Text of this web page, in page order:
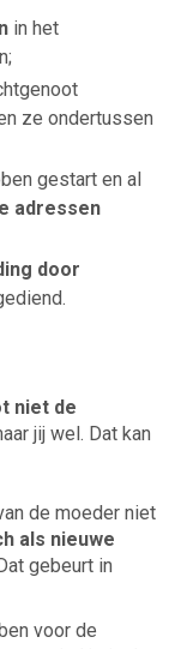
in het
ze ondertussen
gestart en al
adressen
door
niet de
jij wel. Dat kan
de moeder niet
als nieuwe
gebeurt in
voor de